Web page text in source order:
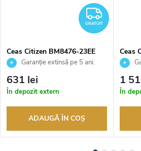
GRATUIT
GRATUIT
Ceas Citizen BM8476-23EE
Garanție extinsă pe 5 ani.
Până la 100 de zile pentru
returnarea bunurilor. Vânzător
autorizat
631 lei
În depozit extern
ADAUGĂ ÎN COŞ
Ceas
Până
autorizat
1
În